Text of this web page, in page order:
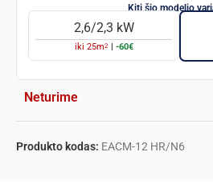
2,6/2,3 kW
iki 25m2 -60€
Neturime
Produkto kodas: EACM-12 HR/N6